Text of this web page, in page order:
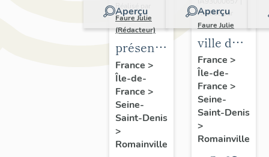
Aperçu
Réalisé par
Faure Julie
(Rédacteur)
présentation
de
l'inventaire
de la
commune
de
Romainville
France >
Île-de-
France >
Seine-
Saint-Denis
>
Romainville
Aperçu
Réalisé par
Faure Julie
ville de
Romainville
France >
Île-de-
France >
Seine-
Saint-Denis
>
Romainville